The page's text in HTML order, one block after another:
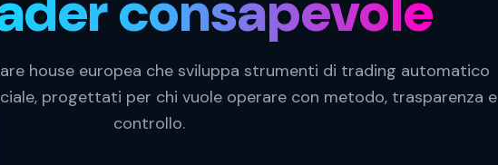
house europea che sviluppa strumenti di trading automatico
progettati per chi vuole operare con metodo, trasparenza e
controllo.